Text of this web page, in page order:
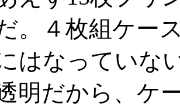
。４枚組ケー
はなっていな
明だから、ケ